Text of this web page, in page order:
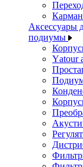
Аксессуары
подиумы
Yаtour